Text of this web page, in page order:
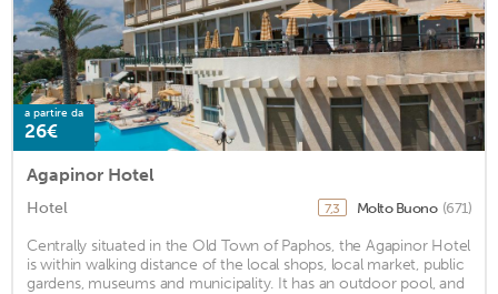
a partire da
26€
Agapinor Hotel
Hotel 7,3 Molto Buono (671)
Centrally situated in the Old Town of Paphos, the Agapinor Hotel
is within walking distance of the local shops, local market, public
gardens, museums and municipality. It has an outdoor pool, and